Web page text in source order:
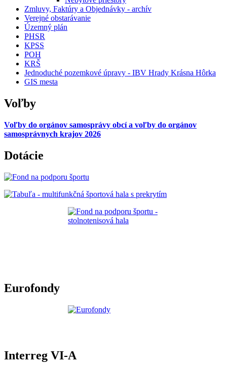
Zmluvy, Faktúry a Objednávky - archív
Verejné obstarávanie
Územný plán
PHSR
KPSS
POH
KRŠ
Jednoduché pozemkové úpravy - IBV Hrady Krásna Hôrka
GIS mesta
Voľby
Voľby do orgánov samosprávy obcí a voľby do orgánov
samosprávnych krajov 2026
Dotácie
Eurofondy
Interreg VI-A